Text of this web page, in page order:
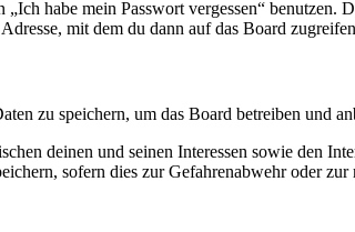
habe mein Passwort vergessen“
mit dem du dann auf das Board
zu speichern, um das Board betreiben und
deinen und seinen Interessen sowie den
sofern dies zur Gefahrenabwehr oder